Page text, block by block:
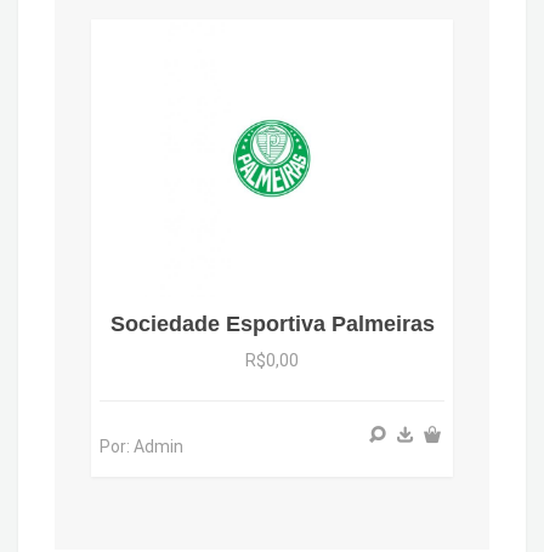
Sociedade Esportiva Palmeiras
R$0,00
Por: Admin